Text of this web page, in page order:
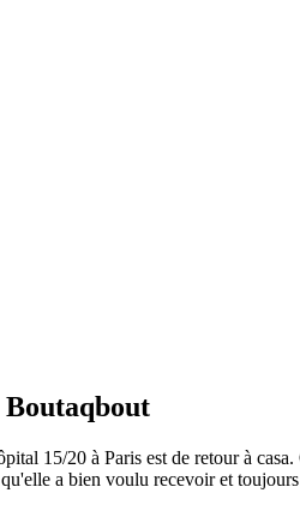
15/20 à Paris est de retour à
a bien voulu recevoir et